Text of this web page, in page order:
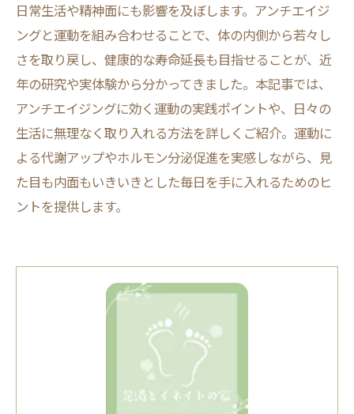
日常生活や精神面にも影響を及ぼします。アンチエイジ
ングと運動を組み合わせることで、体の内側から若々し
さを取り戻し、健康的な寿命延長も目指せることが、近
年の研究や実体験から分かってきました。本記事では、
アンチエイジングに効く運動の実践ポイントや、日々の
生活に無理なく取り入れる方法を詳しくご紹介。運動に
よる代謝アップやホルモン分泌促進を実感しながら、見
た目も内面もいきいきとした毎日を手に入れるためのヒ
ントを提供します。